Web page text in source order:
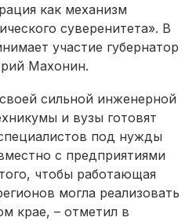
как механизм
суверенитета». В
участие губернатор
Махонин.
сильной инженерной
и вузы готовят
под нужды
с предприятиями
чтобы работающая
могла реализовать
крае, – отметил в